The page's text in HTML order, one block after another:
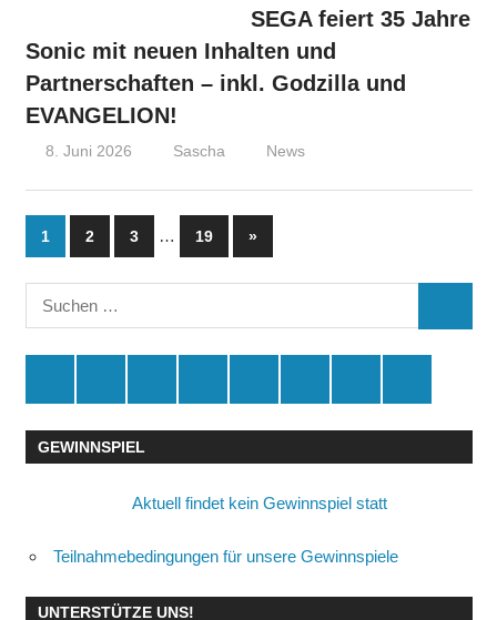
SEGA feiert 35 Jahre
Sonic mit neuen Inhalten und
Partnerschaften – inkl. Godzilla und
EVANGELION!
8. Juni 2026 Sascha News
Seitennummerierung
der
Beiträge
1 2 3 … 19
Nächste
Beiträge
»
Suchen
nach:
GEWINNSPIEL
Aktuell findet kein Gewinnspiel statt
Teilnahmebedingungen für unsere Gewinnspiele
UNTERSTÜTZE UNS!